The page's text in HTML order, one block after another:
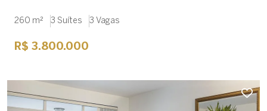
260 m² 3 Suítes 3 Vagas
R$ 3.800.000